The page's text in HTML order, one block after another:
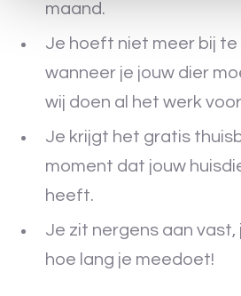
maand.
Je hoeft niet meer bij te
wanneer je jouw dier
wij doen al het werk
Je krijgt het gratis
moment dat jouw
heeft.
Je zit nergens aan
hoe lang je meedoet!